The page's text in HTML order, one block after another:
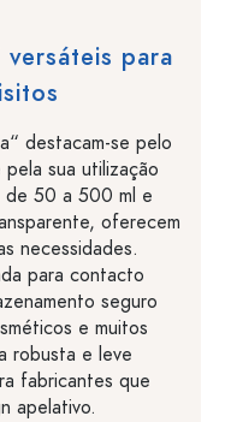
para
destacam-se pelo
sua utilização
de 50 a 500 ml e
oferecem
necessidades.
para contacto
seguro
e muitos
robusta e leve
fabricantes que
apelativo.